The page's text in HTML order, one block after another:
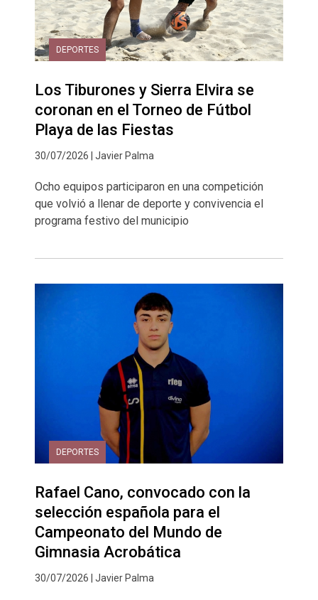
DEPORTES
Los Tiburones y Sierra Elvira se
coronan en el Torneo de Fútbol
Playa de las Fiestas
30/07/2026 | Javier Palma
Ocho equipos participaron en una competición
que volvió a llenar de deporte y convivencia el
programa festivo del municipio
DEPORTES
Rafael Cano, convocado con la
selección española para el
Campeonato del Mundo de
Gimnasia Acrobática
30/07/2026 | Javier Palma